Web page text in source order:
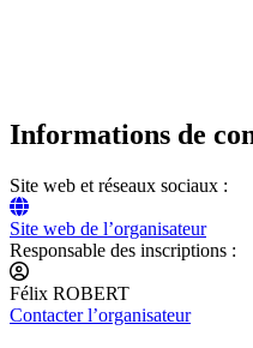
Informations de
Site web et réseaux sociaux :
Site web de l’organisateur
Responsable des inscriptions :
Félix ROBERT
Contacter l’organisateur